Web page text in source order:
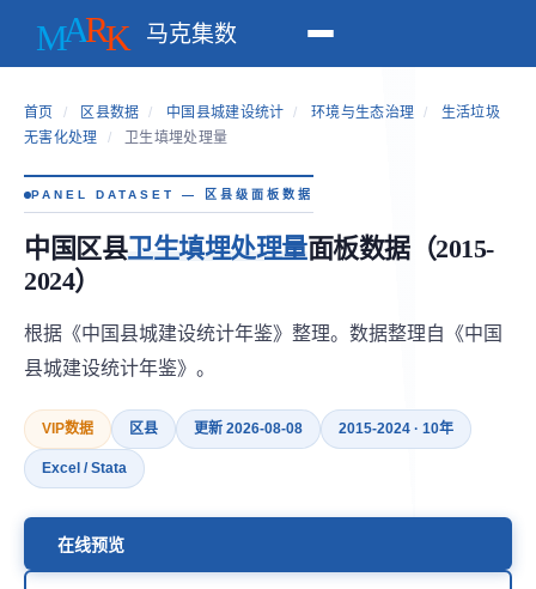
马克集数
首页 / 区县数据 / 中国县城建设统计 / 环境与生态治理 /
生活垃圾
无害化处理
/ 卫生填埋处理量
PANEL DATASET — 区县级面板数据
中国区县卫生填埋处理量面板数据（2015-
2024）
根据《中国县城建设统计年鉴》整理。数据整理自《中国
县城建设统计年鉴》。
VIP数据 区县 更新 2026-08-08 2015-2024 · 10年
Excel / Stata
在线预览